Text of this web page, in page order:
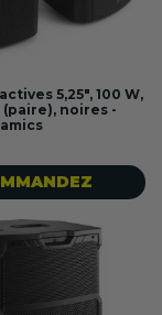
5,25", 100 W,
noires -